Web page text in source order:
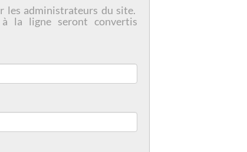
les administrateurs du site.
la ligne seront convertis